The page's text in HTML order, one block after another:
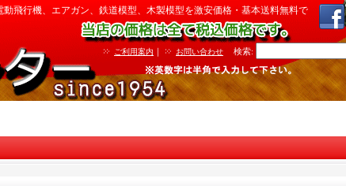
飛行機、エアガン、鉄道模型、木製模型を激安価格・基本送料無料で
ご利用案内 ｜ お問い合わせ 検索: